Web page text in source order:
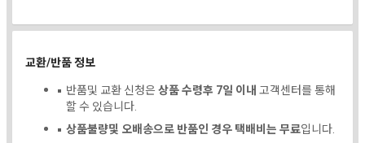
교환/반품 정보
반품및 교환 신청은상품 수령후 7일 이내고객센터를 통해
할 수 있습니다.
상품불량및 오배송으로 반품인 경우 택배비는 무료입니다.